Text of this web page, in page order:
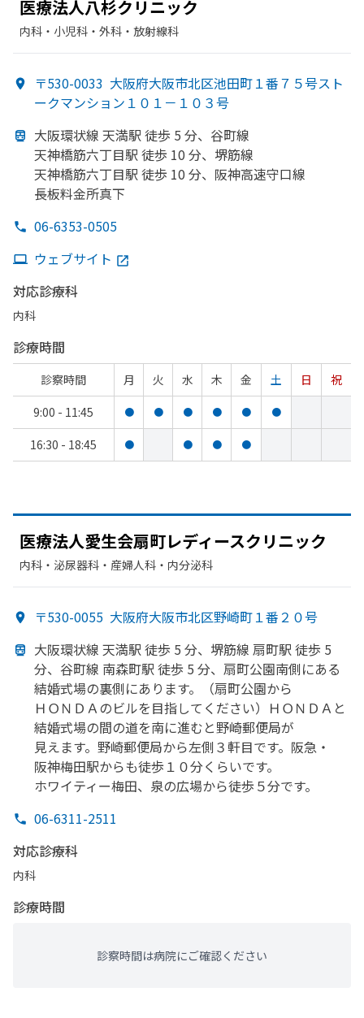
医療法人八杉クリニック
内科・​小児科・​外科・​放射線科
〒530-0033 大阪府大阪市北区池田町１番７５号スト
ークマンション１０１－１０３号
大阪環状線 天満駅 徒歩 5 分、 谷町線
天神橋筋六丁目駅 徒歩 10 分、 堺筋線
天神橋筋六丁目駅 徒歩 10 分、 阪神高速守口線
長板料金所真下
06-6353-0505
ウェブサイト
対応診療科
内科
診療時間
診察時間 月 火 水 木 金 土 日
祝
9:00 - 11:45
● ● ● ● ● ●
16:30 - 18:45 ● ● ● ●
医療法人愛生会扇町レディースクリニック
内科・​泌尿器科・​産婦人科・​内分泌科
〒530-0055 大阪府大阪市北区野崎町１番２０号
大阪環状線 天満駅 徒歩 5 分、 堺筋線 扇町駅 徒歩 5
分、 谷町線 南森町駅 徒歩 5 分、 扇町公園南側にある
結婚式場の裏側にあります。
（扇町公園から
ＨＯＮＤＡのビルを目指してください） ＨＯＮＤＡと
結婚式場の間の道を南に進むと野崎郵便局が
見えます。 野崎郵便局から左側３軒目です。 阪急・
阪神梅田駅からも徒歩１０分くらいです。
ホワイティー梅田、 泉の広場から徒歩５分です。
06-6311-2511
対応診療科
内科
診療時間
診察時間は病院にご確認ください